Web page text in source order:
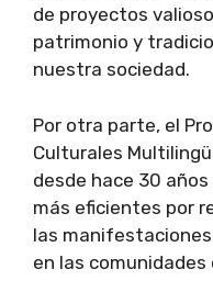
de proyectos
patrimonio y
nuestra sociedad.
Por otra parte, el
Culturales
desde hace 30
más eficientes por
las
en las comunidades